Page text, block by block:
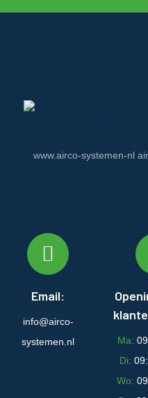
www.airco-systemen-nl
Email:
info@airco-
systemen.nl
Ma:
Di:
Wo: